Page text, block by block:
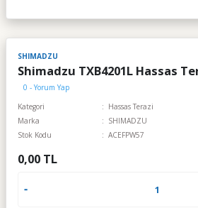
SHIMADZU
Shimadzu TXB4201L Hassas
0 - Yorum Yap
Kategori
Hassas Terazi
Marka
SHIMADZU
Stok Kodu
ACEFPW57
0,00 TL